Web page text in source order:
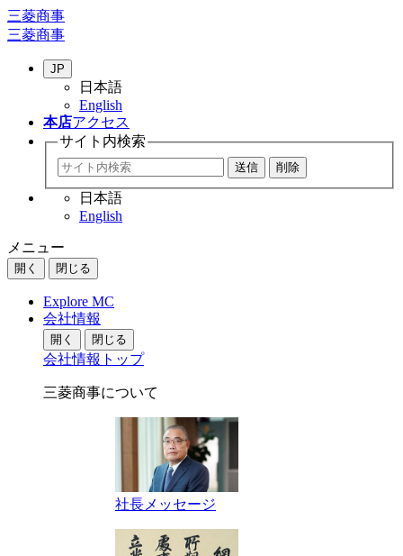
三菱商事
三菱商事
JP
日本語
English
本店アクセス
サイト内検索
日本語
English
メニュー
開く 閉じる
Explore MC
会社情報
開く 閉じる
会社情報トップ
三菱商事について
社長メッセージ